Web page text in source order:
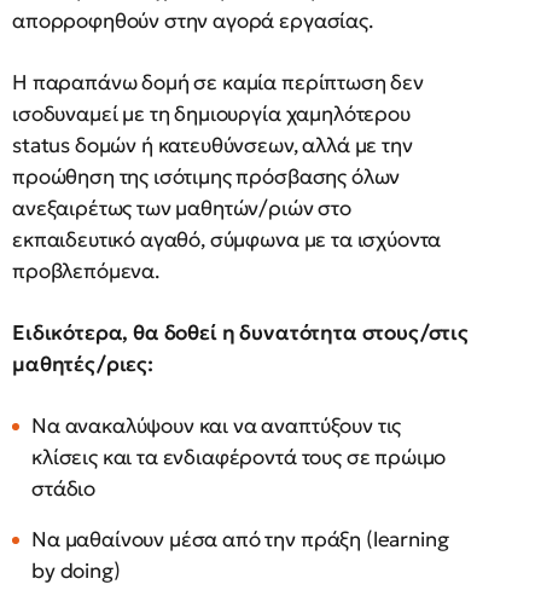
απορροφηθούν στην αγορά εργασίας.
Η παραπάνω δομή σε καμία περίπτωση δεν
ισοδυναμεί με τη δημιουργία χαμηλότερου
status δομών ή κατευθύνσεων, αλλά με την
προώθηση της ισότιμης πρόσβασης όλων
ανεξαιρέτως των μαθητών/ριών στο
εκπαιδευτικό αγαθό, σύμφωνα με τα ισχύοντα
προβλεπόμενα.
Ειδικότερα, θα δοθεί η δυνατότητα στους/στις
μαθητές/ριες:
Να ανακαλύψουν και να αναπτύξουν τις
κλίσεις και τα ενδιαφέροντά τους σε πρώιμο
στάδιο
Να μαθαίνουν μέσα από την πράξη (learning
by doing)